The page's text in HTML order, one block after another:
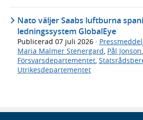
Nato väljer Saabs luftburna
ledningssystem GlobalEye
Publicerad 07 juli 2026 ·
Maria Malmer Stenergard, Pål Jonson,
Försvarsdepartementet,
Utrikesdepartementet